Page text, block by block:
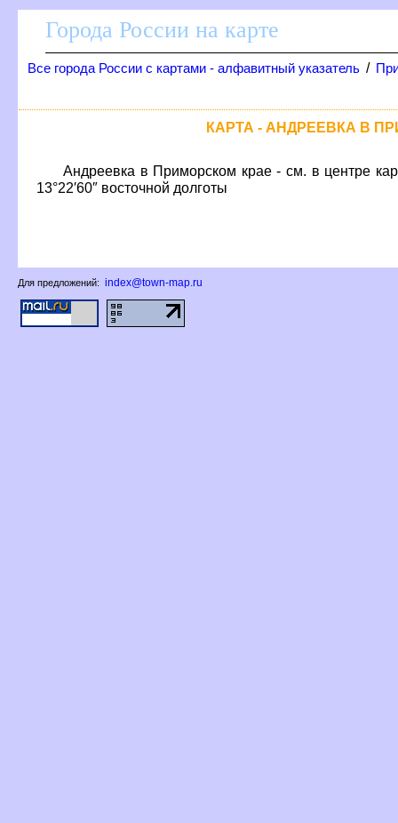
Города России на карте
се города России с картами - алфавитный указатель /
КАРТА - АНДРЕЕВКА В
Андреевка в Приморском крае - см. в центре
13°22′60″ восточной долготы
Для предложений: index@town-map.ru